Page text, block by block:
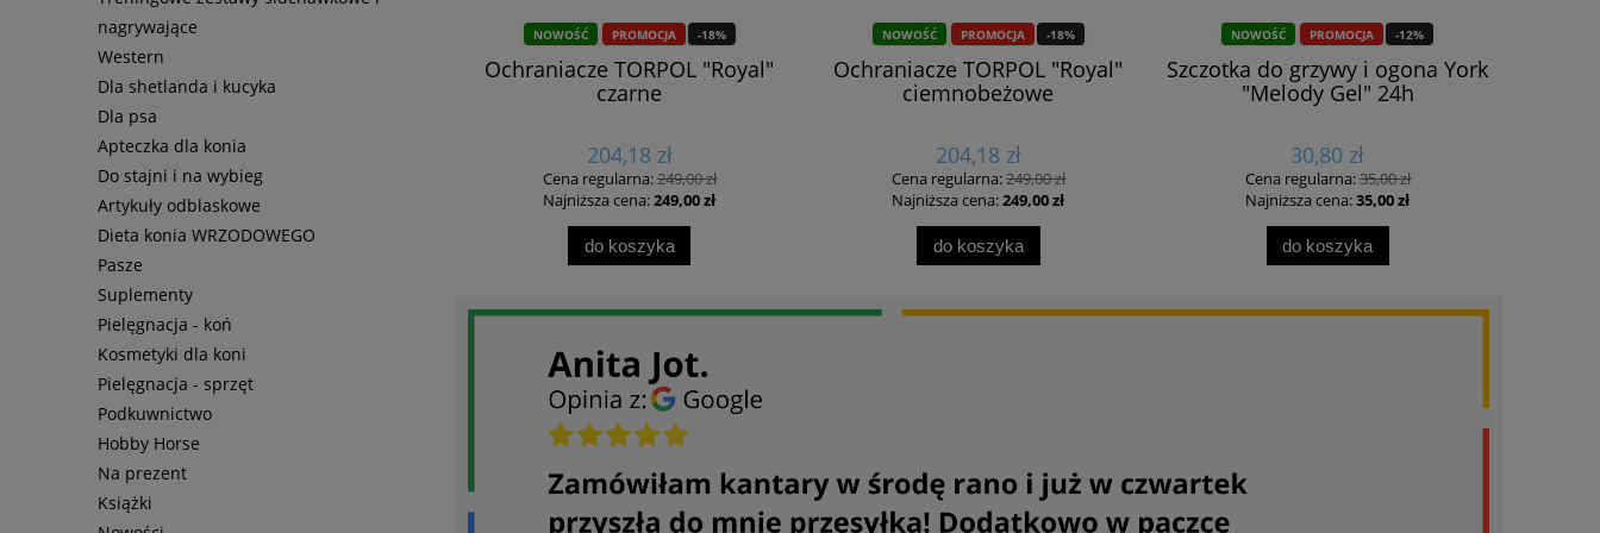
nagrywające
Western
Dla shetlanda i kucyka
Dla psa
Apteczka dla konia
Do stajni i na wybieg
Artykuły odblaskowe
Dieta konia WRZODOWEGO
Pasze
Suplementy
Pielęgnacja - koń
Kosmetyki dla koni
Pielęgnacja - sprzęt
Podkuwnictwo
Hobby Horse
Na prezent
Książki
PROMOCJA -18%
NOWOŚĆ
Ochraniacze TORPOL "Royal"
czarne
204,18 zł
Cena regularna:249,00 zł
Najniższa cena:249,00 zł
do koszyka
PROMOCJA -18%
NOWOŚĆ
Ochraniacze TORPOL "Royal"
ciemnobeżowe
204,18 zł
Cena regularna:249,00 zł
Najniższa cena:249,00 zł
do koszyka
PROMOCJA -12%
NOWOŚĆ
Szczotka do grzywy i ogona York
"Melody Gel" 24h
30,80 zł
Cena regularna:35,00 zł
Najniższa cena:35,00 zł
do koszyka